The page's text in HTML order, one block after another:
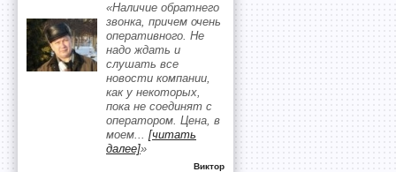
«Наличие обратнего
звонка, причем очень
оперативного. Не
надо ждать и
слушать все
новости компании,
как у некоторых,
пока не соединят с
оператором. Цена, в
моем... [читать
далее]»
Виктор